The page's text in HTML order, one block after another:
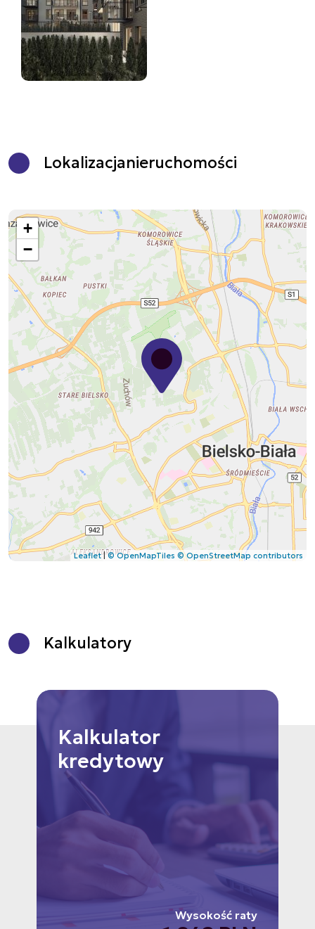
Lokalizacjanieruchomości
+
−
Leaflet|© OpenMapTiles © OpenStreetMap contributors
Kalkulatory
Kalkulator
kredytowy
Wysokość raty